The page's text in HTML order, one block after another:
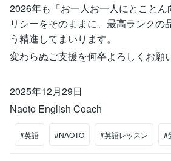
2026年も「お一人お一人にとこと
リシーをそのままに、最高ランクの
う精進してまいります。
変わらぬご支援を何卒よろしくお願
2025年12月29日
Naoto English Coach
#英語 #NAOTO #英語レッスン #